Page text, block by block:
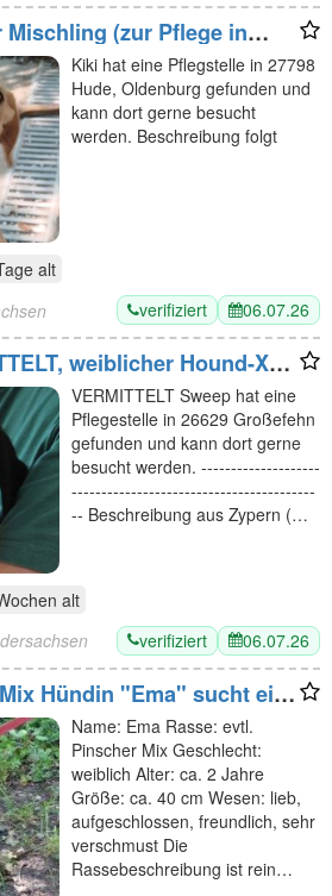
(zur Pflege in
Kiki hat eine Pflegstelle in 27798
Hude, Oldenburg gefunden und
kann dort gerne besucht
werden. Beschreibung folgt
alt
verifiziert 06.07.26
weiblicher Hound-X
Großefehn)
VERMITTELT Sweep hat eine
Pflegestelle in 26629 Großefehn
gefunden und kann dort gerne
besucht werden. --------------------
-----------------------------------------
-- Beschreibung aus Zypern (…
alt
verifiziert 06.07.26
Hündin "Ema" sucht ein
Name: Ema Rasse: evtl.
Pinscher Mix Geschlecht:
weiblich Alter: ca. 2 Jahre
Größe: ca. 40 cm Wesen: lieb,
aufgeschlossen, freundlich, sehr
verschmust Die
Rassebeschreibung ist rein…